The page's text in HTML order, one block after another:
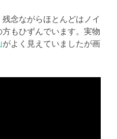
え
る
念ながらほとんどはノイ
もひずんでいます。実物
がよく見えていましたが画